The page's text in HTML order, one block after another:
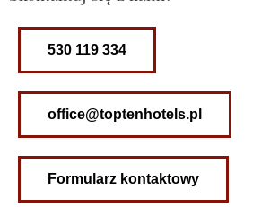
530 119 334
office@toptenhotels.pl​
Formularz kontaktowy